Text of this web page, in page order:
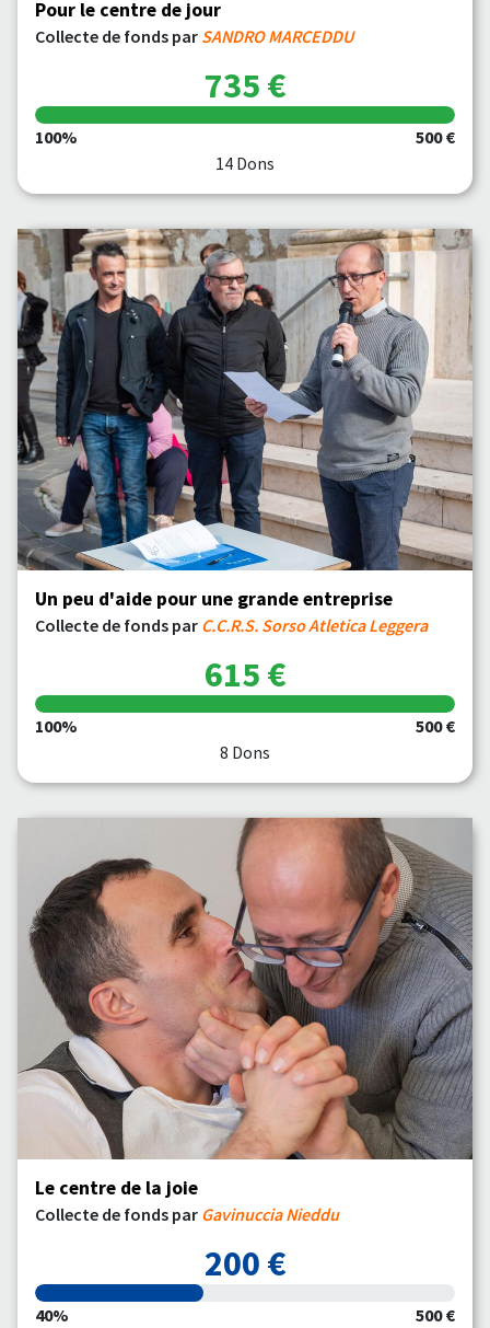
Pour le centre de jour
Collecte de fonds par SANDRO MARCEDDU
735 €
100%
500 €
14 Dons
Un peu d'aide pour une grande entreprise
Collecte de fonds par C.C.R.S. Sorso Atletica Leggera
615 €
100%
500 €
8 Dons
Le centre de la joie
Collecte de fonds par Gavinuccia Nieddu
200 €
40%
500 €